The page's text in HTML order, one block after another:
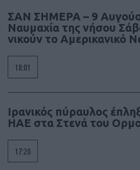
ΣΑΝ ΣΗΜΕΡΑ – 9
Ναυμαχία της νήσου
νικούν το Αμερικανικό
18:01
Ιρανικός πύραυλος
ΗΑΕ στα Στενά του
17:20